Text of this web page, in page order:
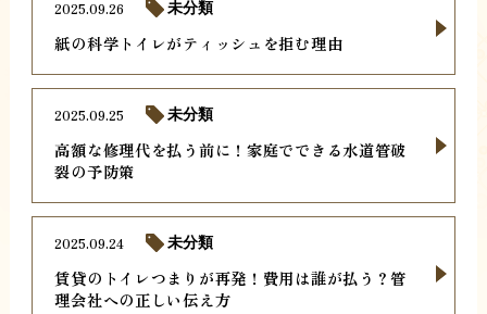
紙の科学トイレがティッシュを拒む理由
2025.09.26 未分類
高額な修理代を払う前に！家庭でできる水道管破
裂の予防策
2025.09.25 未分類
賃貸のトイレつまりが再発！費用は誰が払う？管
理会社への正しい伝え方
2025.09.24 未分類